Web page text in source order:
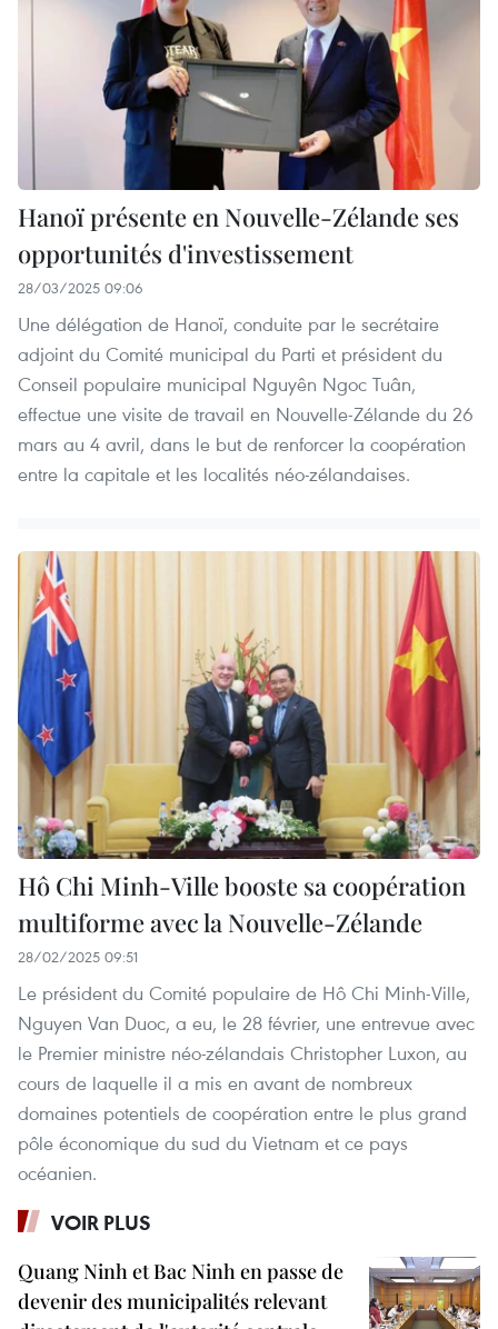
Hanoï présente en Nouvelle-Zélande ses
opportunités d'investissement
28/03/2025 09:06
Une délégation de Hanoï, conduite par le secrétaire
adjoint du Comité municipal du Parti et président du
Conseil populaire municipal Nguyên Ngoc Tuân,
effectue une visite de travail en Nouvelle-Zélande du 26
mars au 4 avril, dans le but de renforcer la coopération
entre la capitale et les localités néo-zélandaises.
Hô Chi Minh-Ville booste sa coopération
multiforme avec la Nouvelle-Zélande
28/02/2025 09:51
Le président du Comité populaire de Hô Chi Minh-Ville,
Nguyen Van Duoc, a eu, le 28 février, une entrevue avec
le Premier ministre néo-zélandais Christopher Luxon, au
cours de laquelle il a mis en avant de nombreux
domaines potentiels de coopération entre le plus grand
pôle économique du sud du Vietnam et ce pays
océanien.
VOIR PLUS
Quang Ninh et Bac Ninh en passe de
devenir des municipalités relevant